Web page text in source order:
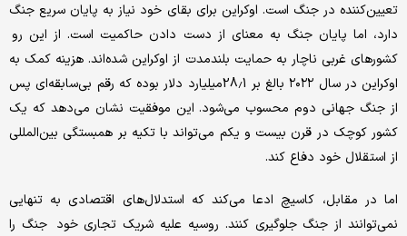
تعیین‌کننده در جنگ است. اوکراین برای بقای خود نیاز به پایان سریع جنگ
دارد، اما پایان جنگ به معنای از دست دادن حاکمیت است. از این رو
کشورهای غربی ناچار به حمایت بلندمدت از اوکراین شده‌اند. هزینه کمک به
اوکراین در سال ۲۰۲۲ بالغ بر 28.1میلیارد دلار بوده که رقم بی‌سابقه‌ای پس
از جنگ جهانی دوم محسوب می‌شود. این موفقیت نشان می‌دهد که یک
کشور کوچک در قرن بیست و یکم می‌تواند با تکیه بر همبستگی بین‌المللی
از استقلال خود دفاع کند.
اما در مقابل، کاسیچ ادعا می‌کند که استدلال‌های اقتصادی به تنهایی
نمی‌توانند از جنگ جلوگیری کنند. روسیه علیه شریک تجاری خود جنگ را